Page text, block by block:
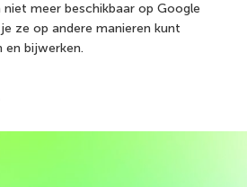
meer beschikbaar op Google
ze op andere manieren kunt
en bijwerken.